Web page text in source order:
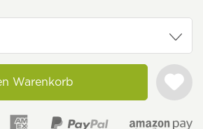
Warenkorb